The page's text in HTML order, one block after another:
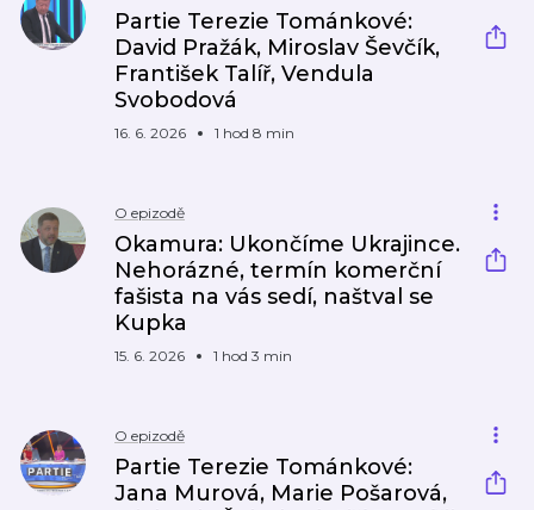
Partie Terezie Tománkové:
David Pražák, Miroslav Ševčík,
František Talíř, Vendula
Svobodová
16. 6. 2026 1 hod 8 min
O epizodě
Okamura: Ukončíme Ukrajince.
Nehorázné, termín komerční
fašista na vás sedí, naštval se
Kupka
15. 6. 2026 1 hod 3 min
O epizodě
Partie Terezie Tománkové:
Jana Murová, Marie Pošarová,